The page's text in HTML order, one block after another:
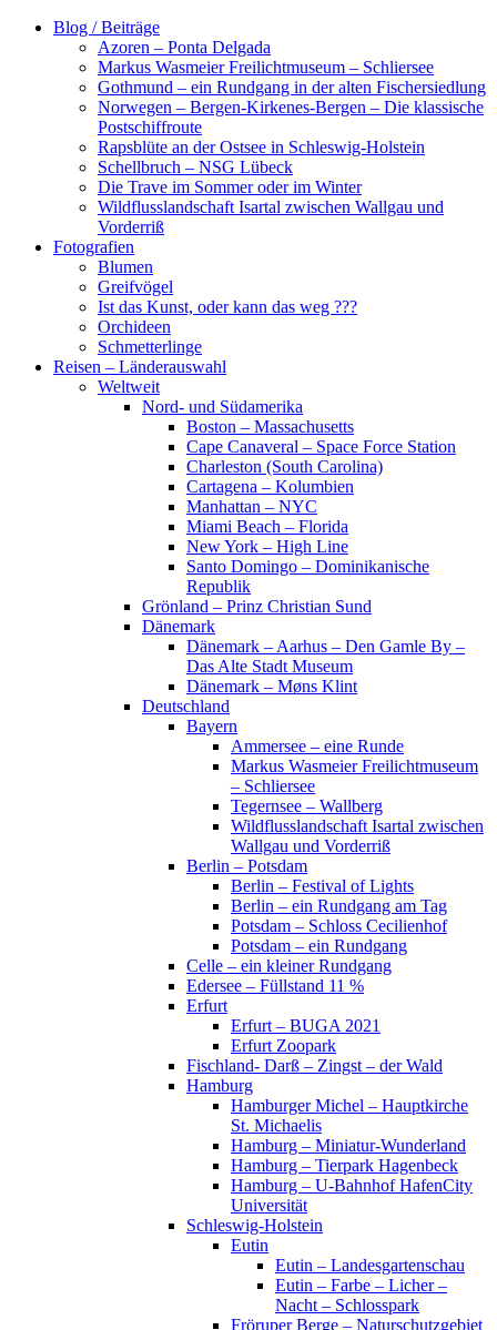
Zum
Blog / Beiträge
Azoren – Ponta Delgada
Markus Wasmeier Freilichtmuseum – Schliersee
Gothmund – ein Rundgang in der alten Fischersiedlung
Norwegen – Bergen-Kirkenes-Bergen – Die klassische
Postschiffroute
Rapsblüte an der Ostsee in Schleswig-Holstein
Schellbruch – NSG Lübeck
Die Trave im Sommer oder im Winter
Wildflusslandschaft Isartal zwischen Wallgau und
Vorderriß
Fotografien
Blumen
Greifvögel
Ist das Kunst, oder kann das weg ???
Orchideen
Schmetterlinge
Reisen – Länderauswahl
Weltweit
Nord- und Südamerika
Boston – Massachusetts
Cape Canaveral – Space Force Station
Charleston (South Carolina)
Cartagena – Kolumbien
Manhattan – NYC
Miami Beach – Florida
New York – High Line
Santo Domingo – Dominikanische
Republik
Grönland – Prinz Christian Sund
Dänemark
Dänemark – Aarhus – Den Gamle By –
Das Alte Stadt Museum
Dänemark – Møns Klint
Deutschland
Bayern
Ammersee – eine Runde
Markus Wasmeier Freilichtmuseum
– Schliersee
Tegernsee – Wallberg
Wildflusslandschaft Isartal zwischen
Wallgau und Vorderriß
Berlin – Potsdam
Berlin – Festival of Lights
Berlin – ein Rundgang am Tag
Potsdam – Schloss Cecilienhof
Potsdam – ein Rundgang
Celle – ein kleiner Rundgang
Edersee – Füllstand 11 %
Erfurt
Erfurt – BUGA 2021
Erfurt Zoopark
Fischland- Darß – Zingst – der Wald
Hamburg
Hamburger Michel – Hauptkirche
St. Michaelis
Hamburg – Miniatur-Wunderland
Hamburg – Tierpark Hagenbeck
Hamburg – U-Bahnhof HafenCity
Universität
Schleswig-Holstein
Eutin
Eutin – Landesgartenschau
Eutin – Farbe – Licher –
Nacht – Schlosspark
Fröruper Berge – Naturschutzgebiet